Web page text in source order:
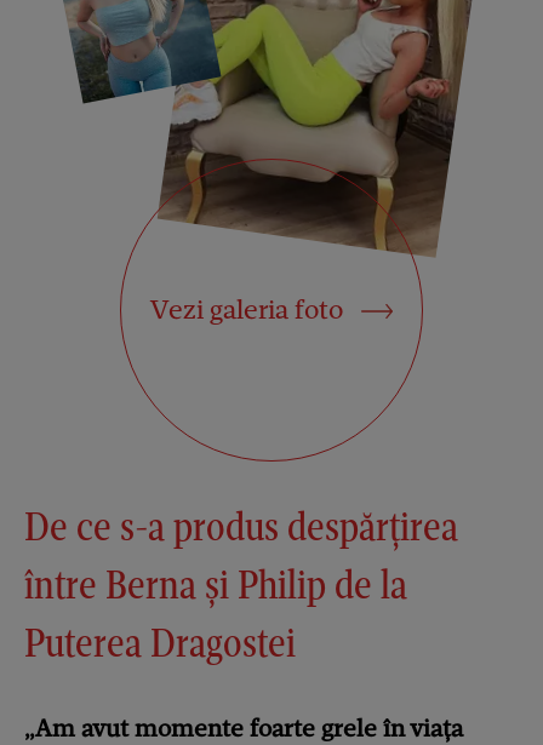
Vezi galeria foto
De ce s-a produs despărțirea
între Berna și Philip de la
Puterea Dragostei
„Am avut momente foarte grele în viața